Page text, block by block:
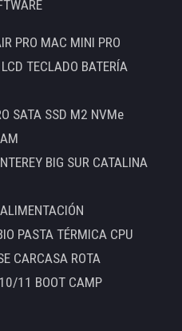
PRO MAC MINI PRO
TECLADO BATERÍA
SATA SSD M2 NVMe
BIG SUR CATALINA
PASTA TÉRMICA CPU
CARCASA ROTA
11 BOOT CAMP